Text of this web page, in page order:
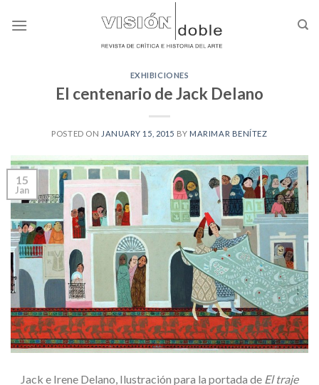
EXHIBICIONES
El centenario de Jack Delano
POSTED ON JANUARY 15, 2015 BY MARIMAR BENÍTEZ
15
Jan
Jack e Irene Delano, Ilustración para la portada de El traje